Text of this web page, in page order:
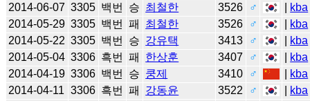
2014-06-07 3305 백번 승 최철한 3526 ♂ kba
2014-05-29 3305 백번 패 최철한 3526 ♂ kba
2014-05-22 3305 백번 승 강유택 3413 ♂ kba
2014-05-04 3306 흑번 패 한상훈 3407 ♂ kba
2014-04-19 3306 백번 승 쿵제 3410 ♂ kba
2014-04-11 3306 흑번 패 강동윤 3522 ♂ kba